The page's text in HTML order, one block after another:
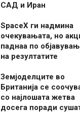
САД и Иран
SpaceX ги надмина
очекувањата, но
паднаа по
на резултатите
Земјоделците во
Британија се
со најлошата жетва
досега поради